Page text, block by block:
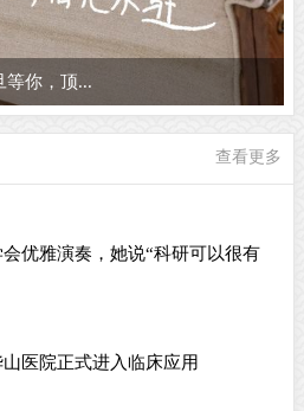
等你，顶...
查看更多
会优雅演奏，她说“科研可以很有
医院正式进入临床应用